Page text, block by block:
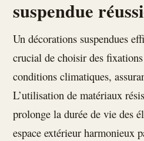
suspendue
Un décorations suspendues
crucial de choisir des
conditions climatiques,
L’utilisation de matériaux
prolonge la durée de vie des
espace extérieur harmonieux